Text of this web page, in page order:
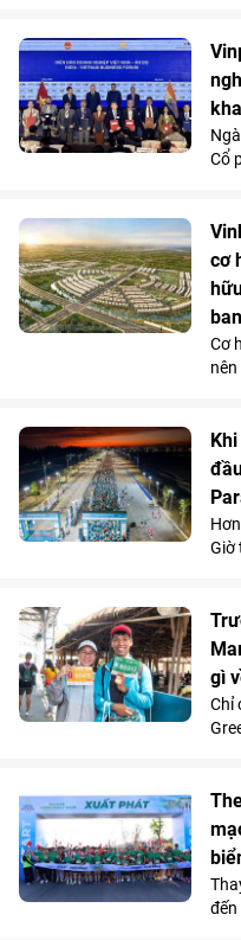
tối
Cổ
du
tiếp
cơ
Cơ
trẻ
Giờ
thị
gì
Chỉ
vực
là
vừa
đến